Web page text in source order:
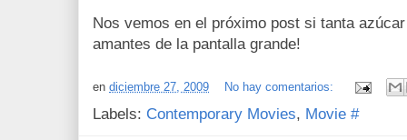
Nos vemos en el próximo post si tanta
amantes de la pantalla grande!
en diciembre 27, 2009 No hay comentarios:
Labels: Contemporary Movies, Movie #